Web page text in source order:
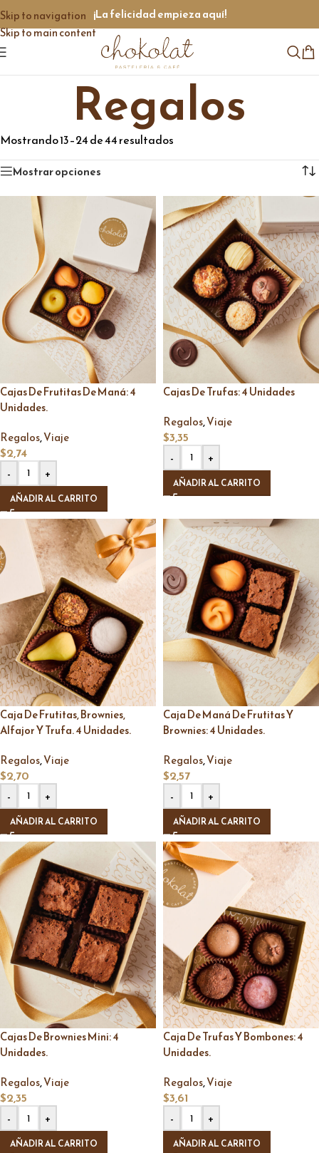
Skip to navigation
Skip to main content
¡La felicidad empieza aquí!
Regalos
Mostrando 13–24 de 44 resultados
Mostrar opciones
Cajas De Frutitas De Maná: 4
Unidades.
Regalos,Viaje
$2,74
-
+
AÑADIR AL CARRITO
Cajas De Trufas: 4 Unidades
Regalos,Viaje
$3,35
-
+
AÑADIR AL CARRITO
Caja De Frutitas, Brownies,
Alfajor Y Trufa. 4 Unidades.
Regalos,Viaje
$2,70
-
+
AÑADIR AL CARRITO
Caja De Maná De Frutitas Y
Brownies: 4 Unidades.
Regalos,Viaje
$2,57
-
+
AÑADIR AL CARRITO
Cajas De Brownies Mini: 4
Unidades.
Regalos,Viaje
$2,35
-
+
AÑADIR AL CARRITO
Caja De Trufas Y Bombones: 4
Unidades.
Regalos,Viaje
$3,61
-
+
AÑADIR AL CARRITO